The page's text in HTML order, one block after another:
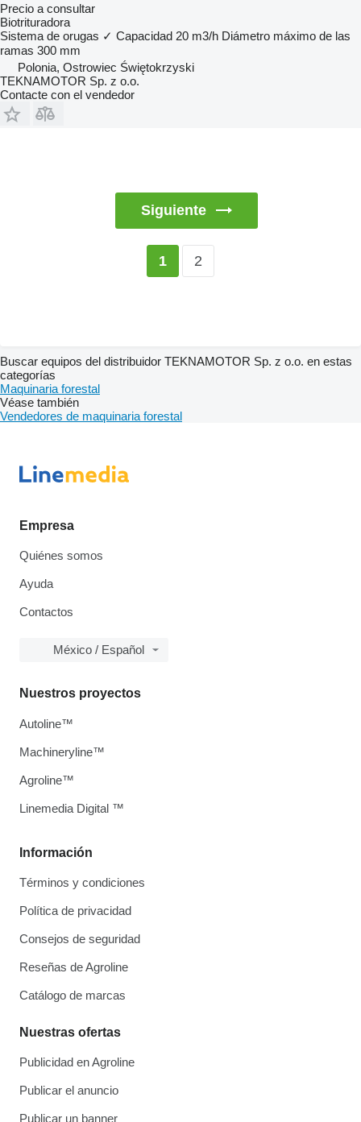
Precio a consultar
Biotrituradora
Sistema de orugas ✓ Capacidad 20 m3/h Diámetro máximo de las
ramas 300 mm
Polonia, Ostrowiec Świętokrzyski
TEKNAMOTOR Sp. z o.o.
Contacte con el vendedor
Siguiente
1 2
Buscar equipos del distribuidor TEKNAMOTOR Sp. z o.o. en estas
categorías
Maquinaria forestal
Véase también
Vendedores de maquinaria forestal
Empresa
Quiénes somos
Ayuda
Contactos
México / Español
Información
Términos y condiciones
Política de privacidad
Consejos de seguridad
Reseñas de Agroline
Catálogo de marcas
Nuestras ofertas
Publicidad en Agroline
Publicar el anuncio
Publicar un banner
Nuestros proyectos
Autoline™
Machineryline™
Agroline™
Linemedia Digital ™